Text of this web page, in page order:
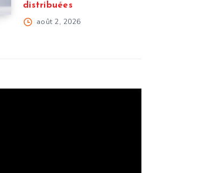
distribuées
août 2, 2026